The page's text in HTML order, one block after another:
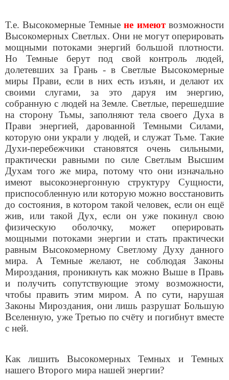
Т.е. Высокомерные Темныене имеют возможности
Высокомерных Светлых. Они не могут оперировать
мощными потоками энергий большой плотности.
Но Темные берут под свой контроль людей,
долетевших за Грань - в Светлые Высокомерные
миры Прави, если в них есть изъян, и делают их
своими слугами, за это даруя им энергию,
собранную с людей на Земле. Светлые, перешедшие
на сторону Тьмы, заполняют тела своего Духа в
Прави энергией, дарованной Темными Силами,
которую они украли у людей, и служат Тьме. Такие
Духи-перебежчики становятся очень сильными,
практически равными по силе Светлым Высшим
Духам того же мира, потому что они изначально
имеют высокоэнергонную структуру Сущности,
приспособленную или которую можно восстановить
до состояния, в котором такой человек, если он ещё
жив, или такой Дух, если он уже покинул свою
физическую оболочку, может оперировать
мощными потоками энергии и стать практически
равным Высокомерному Светлому Духу данного
мира. А Темные желают, не соблюдая Законы
Мироздания, проникнуть как можно Выше в Правь
и получить сопутствующие этому возможности,
чтобы править этим миром. А по сути, нарушая
Законы Мироздания, они лишь разрушат Большую
Вселенную, уже Третью по счёту и погибнут вместе
с ней.
Как лишить Высокомерных Темных и Темных
нашего Второго мира нашей энергии?